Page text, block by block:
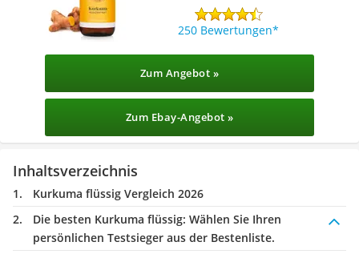
250 Bewertungen
Zum Angebot »
Zum Ebay-Angebot »
Inhaltsverzeichnis
Kurkuma flüssig Vergleich 2026
Die besten Kurkuma flüssig: Wählen Sie Ihren
persönlichen Testsieger aus der Bestenliste.